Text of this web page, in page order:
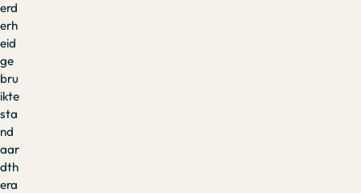
erd
erh
eid
ge
bru
ikte
sta
nd
aar
dth
era